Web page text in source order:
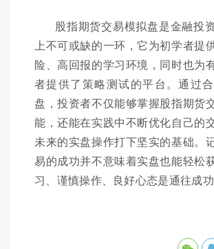
股指期货交易模拟盘是金融投
上不可或缺的一环，它为初学者提
险、高回报的学习环境，同时也为
者提供了策略测试的平台。通过
盘，投资者不仅能够掌握股指期货
能，还能在实践中不断优化自己的
未来的实盘操作打下坚实的基础。
易的成功并不意味着实盘也能轻松
习、谨慎操作、良好心态是通往成功